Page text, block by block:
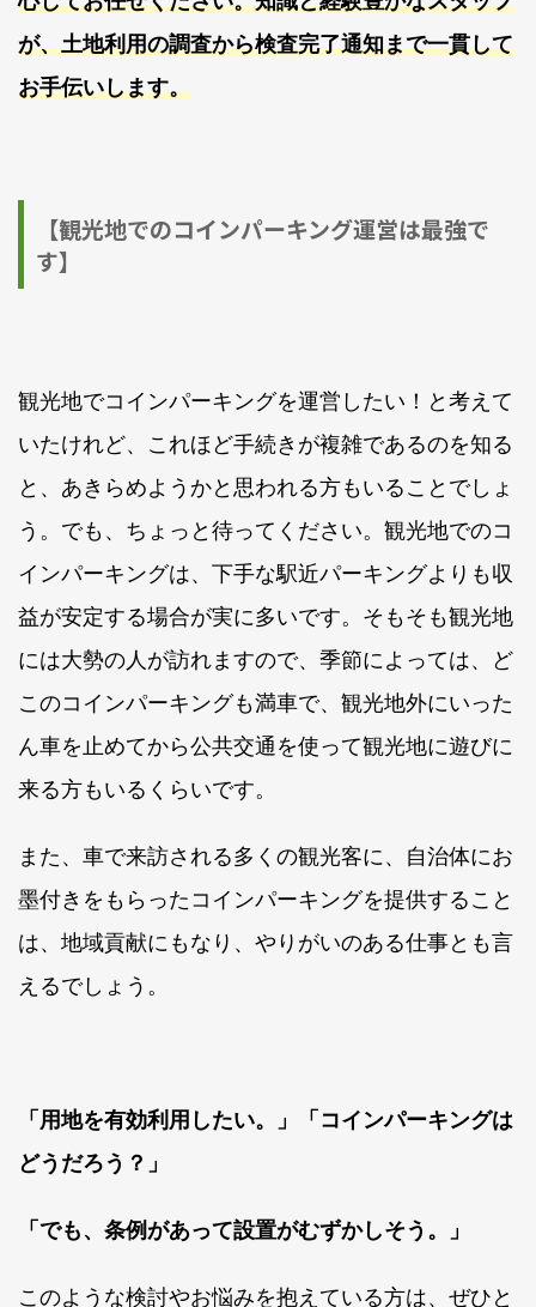
が、土地利用の調査から検査完了通知まで一貫して
お手伝いします。
【観光地でのコインパーキング運営は最強で
す】
観光地でコインパーキングを運営したい！と考えて
いたけれど、これほど手続きが複雑であるのを知る
と、あきらめようかと思われる方もいることでしょ
う。でも、ちょっと待ってください。観光地でのコ
インパーキングは、下手な駅近パーキングよりも収
益が安定する場合が実に多いです。そもそも観光地
には大勢の人が訪れますので、季節によっては、ど
このコインパーキングも満車で、観光地外にいった
ん車を止めてから公共交通を使って観光地に遊びに
来る方もいるくらいです。
また、車で来訪される多くの観光客に、自治体にお
墨付きをもらったコインパーキングを提供すること
は、地域貢献にもなり、やりがいのある仕事とも言
えるでしょう。
「用地を有効利用したい。」「コインパーキングは
どうだろう？」
「でも、条例があって設置がむずかしそう。」
このような検討やお悩みを抱えている方は、ぜひと